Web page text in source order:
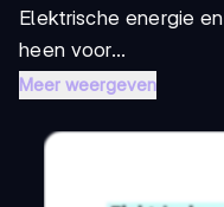
Elektrische energie
heen voor...
Meer weergeven